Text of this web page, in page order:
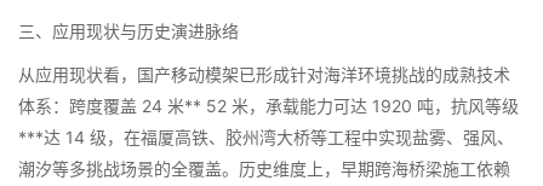
三、应用现状与历史演进脉络​
从应用现状看，国产移动模架已形成针对海洋环境挑战的成熟技术
体系：跨度覆盖 24 米** 52 米，承载能力可达 1920 吨，抗风等级
***达 14 级，在福厦高铁、胶州湾大桥等工程中实现盐雾、强风、
潮汐等多挑战场景的全覆盖。历史维度上，早期跨海桥梁施工依赖